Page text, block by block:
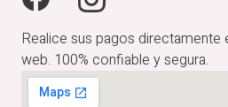
Realice sus pagos directamente
web. 100% confiable y segura.